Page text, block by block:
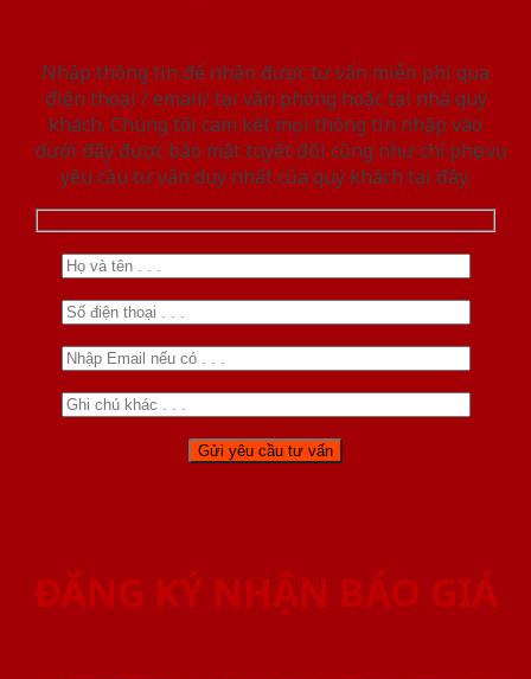
Nhập thông tin để nhận được tư vấn miễn phí qua
điện thoại / email/ tại văn phòng hoặc tại nhà quý
khách. Chúng tôi cam kết mọi thông tin nhập vào
dưới đây được bảo mật tuyệt đối cũng như chỉ phục vụ
yêu cầu tư vấn duy nhất của quý khách tại đây.
ĐĂNG KÝ NHẬN BÁO GIÁ